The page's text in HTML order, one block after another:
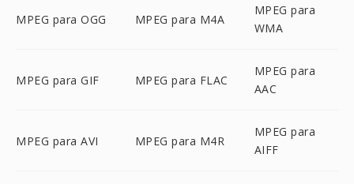
MPEG para OGG MPEG para M4A
MPEG para
WMA
MPEG para GIF MPEG para FLAC
MPEG para
AAC
MPEG para AVI MPEG para M4R
MPEG para
AIFF